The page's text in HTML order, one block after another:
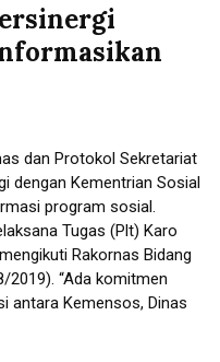
dan Protokol Sekretariat
dengan Kementrian Sosial
program sosial.
Tugas (Plt) Karo
Rakornas Bidang
2019). “Ada komitmen
antara Kemensos, Dinas